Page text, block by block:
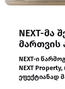
NEXT-ი
NEXT
ეფექტიანად
NEXT-მა
მართვის